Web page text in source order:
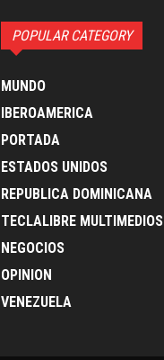
POPULAR CATEGORY
MUNDO
IBEROAMERICA
PORTADA
ESTADOS UNIDOS
REPUBLICA DOMINICANA
TECLALIBRE MULTIMEDIOS
NEGOCIOS
OPINION
VENEZUELA